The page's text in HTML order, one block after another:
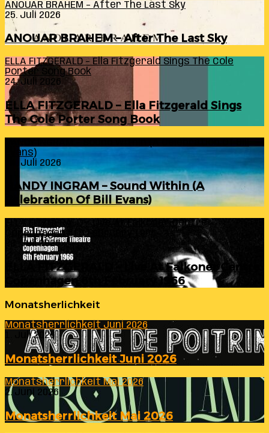
ANOUAR BRAHEM – After The Last Sky
25. Juli 2026
ANOUAR BRAHEM – After The Last Sky
ELLA FITZGERALD – Ella Fitzgerald Sings The Cole
Porter Song Book
24. Juli 2026
ELLA FITZGERALD – Ella Fitzgerald Sings
The Cole Porter Song Book
Evans)
24. Juli 2026
RANDY INGRAM – Sound Within (A
Celebration Of Bill Evans)
ELLA FITZGERALD – Live At Falkoner Centre
Copenhagen 6th February 1966
23. Juli 2026
ELLA FITZGERALD – Live At Falkoner Centre
Copenhagen 6th February 1966
Monatsherlichkeit
Monatsherrlichkeit Juni 2026
1. Juli 2026
Monatsherrlichkeit Juni 2026
Monatsherrlichkeit Mai 2026
2. Juni 2026
Monatsherrlichkeit Mai 2026